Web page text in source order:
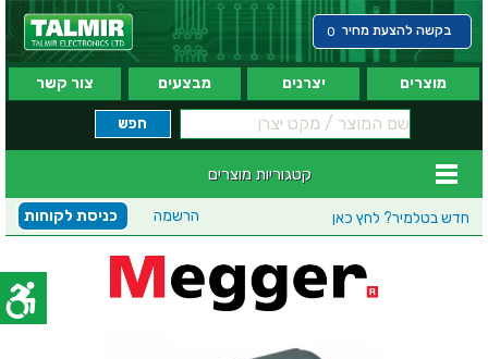
בקשה להצעת מחיר 0
מוצרים יצרנים מבצעים צור קשר
קטגוריות מוצרים
חדש בטלמיר? לחץ כאן כניסת לקוחות הרשמה